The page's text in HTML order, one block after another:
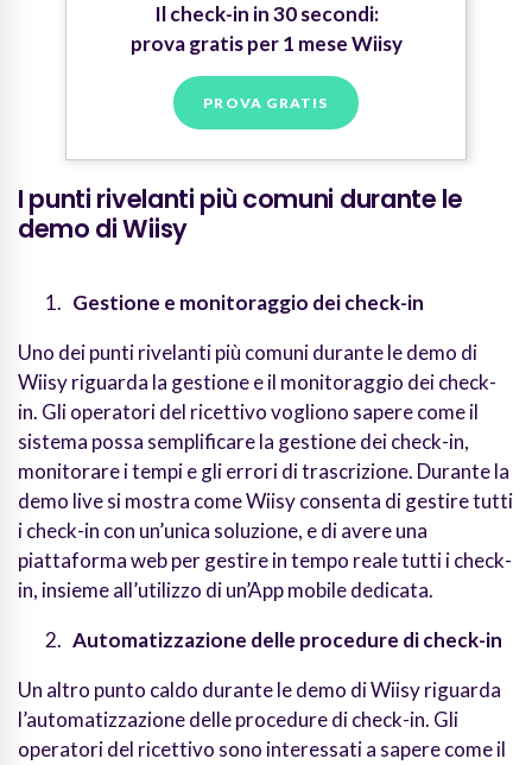
Il check-in in 30 secondi:
prova gratis per 1 mese Wiisy
PROVA GRATIS
I punti rivelanti più comuni durante le
demo di Wiisy
Gestione e monitoraggio dei check-in
Uno dei punti rivelanti più comuni durante le demo di
Wiisy riguarda la gestione e il monitoraggio dei check-
in. Gli operatori del ricettivo vogliono sapere come il
sistema possa semplificare la gestione dei check-in,
monitorare i tempi e gli errori di trascrizione. Durante la
demo live si mostra come Wiisy consenta di gestire tutti
i check-in con un’unica soluzione, e di avere una
piattaforma web per gestire in tempo reale tutti i check-
in, insieme all’utilizzo di un’App mobile dedicata.
Automatizzazione delle procedure di check-in
Un altro punto caldo durante le demo di Wiisy riguarda
l’automatizzazione delle procedure di check-in. Gli
operatori del ricettivo sono interessati a sapere come il